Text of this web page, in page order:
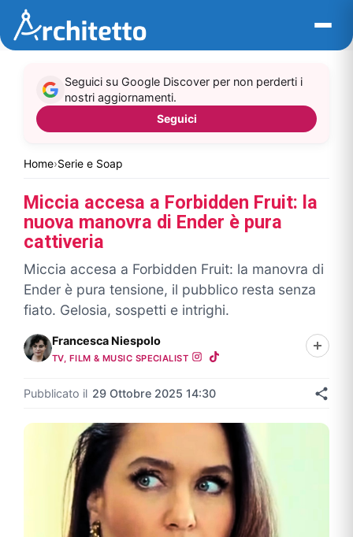
contenuto
Home›Serie e Soap
Seguici su Google Discover per non perderti i
nostri aggiornamenti.
Seguici
Miccia accesa a Forbidden Fruit: la
nuova manovra di Ender è pura
cattiveria
Miccia accesa a Forbidden Fruit: la manovra di
Ender è pura tensione, il pubblico resta senza
fiato. Gelosia, sospetti e intrighi.
Francesca Niespolo
TV, FILM & MUSIC SPECIALIST
Pubblicato il 29 Ottobre 2025 14:30